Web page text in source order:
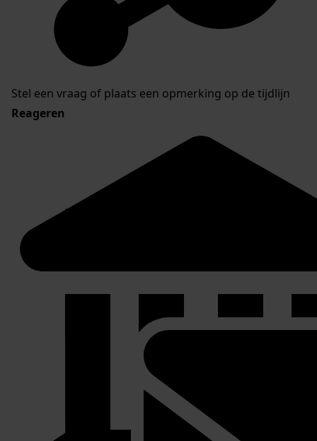
Stel een vraag of plaats een opmerking op de tijdlijn
Reageren